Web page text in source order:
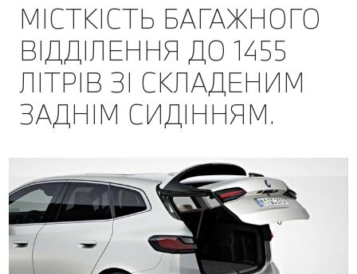
МІСТКІСТЬ БАГАЖНОГО
ВІДДІЛЕННЯ ДО 1455
ЛІТРІВ ЗІ СКЛАДЕНИМ
ЗАДНІМ СИДІННЯМ.